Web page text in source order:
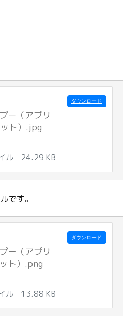
ー（アプリ
ト）.jpg
ル 24.29 KB
ダウンロード
です。
ー（アプリ
ト）.png
ル 13.88 KB
ダウンロード